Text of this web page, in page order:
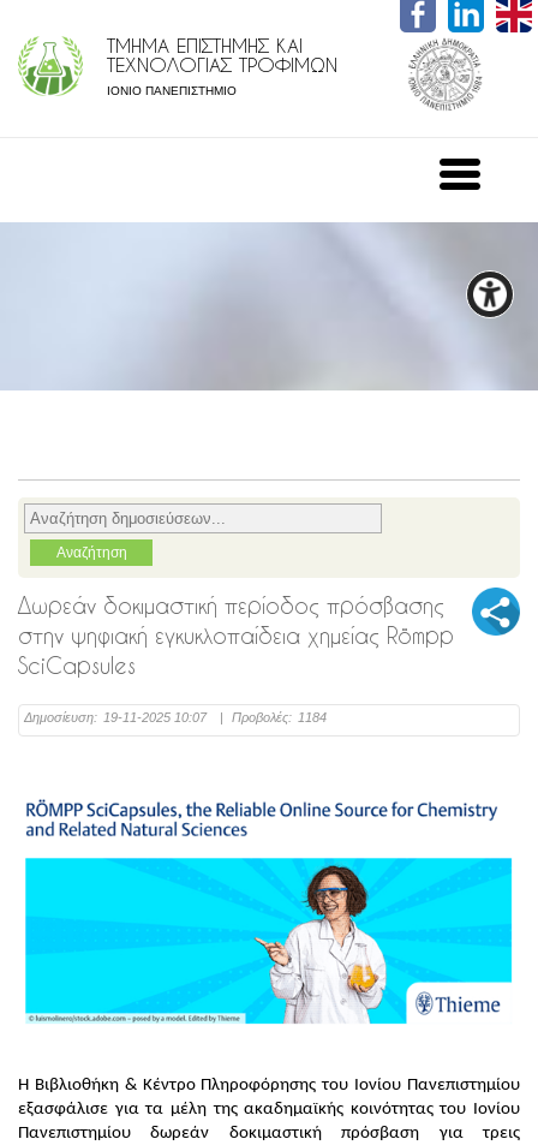
ΤΜΗΜΑ ΕΠΙΣΤΗΜΗΣ ΚΑΙ
ΤΕΧΝΟΛΟΓΙΑΣ ΤΡΟΦΙΜΩΝ
ΙΟΝΙΟ ΠΑΝΕΠΙΣΤΗΜΙΟ
Δωρεάν δοκιμαστική περίοδος πρόσβασης
στην ψηφιακή εγκυκλοπαίδεια χημείας Römpp
SciCapsules
Δημοσίευση: 19-11-2025 10:07 | Προβολές: 1184
Η Βιβλιοθήκη & Κέντρο Πληροφόρησης του Ιονίου Πανεπιστημίου
εξασφάλισε για τα μέλη της ακαδημαϊ­κής κοινότητας του Ιονίου
Πανεπιστημίου δωρεάν δοκιμαστική πρόσβαση για τρεις